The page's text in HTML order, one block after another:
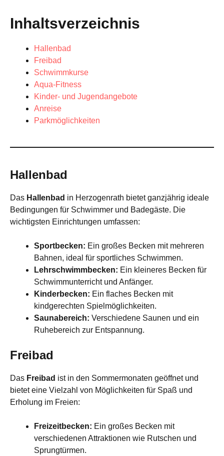
Inhaltsverzeichnis
Hallenbad
Freibad
Schwimmkurse
Aqua-Fitness
Kinder- und Jugendangebote
Anreise
Parkmöglichkeiten
Hallenbad
Das Hallenbad in Herzogenrath bietet ganzjährig ideale
Bedingungen für Schwimmer und Badegäste. Die
wichtigsten Einrichtungen umfassen:
Sportbecken: Ein großes Becken mit mehreren
Bahnen, ideal für sportliches Schwimmen.
Lehrschwimmbecken: Ein kleineres Becken für
Schwimmunterricht und Anfänger.
Kinderbecken: Ein flaches Becken mit
kindgerechten Spielmöglichkeiten.
Saunabereich: Verschiedene Saunen und ein
Ruhebereich zur Entspannung.
Freibad
Das Freibad ist in den Sommermonaten geöffnet und
bietet eine Vielzahl von Möglichkeiten für Spaß und
Erholung im Freien:
Freizeitbecken: Ein großes Becken mit
verschiedenen Attraktionen wie Rutschen und
Sprungtürmen.